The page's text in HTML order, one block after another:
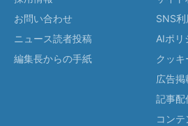
お問い合わせ
ニュース読者投稿
編集長からの手紙
SNS
AIポリ
クッキ
広告掲
記事配
コン